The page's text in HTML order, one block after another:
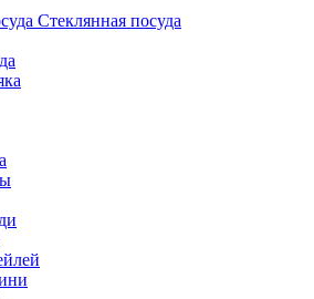
Стеклянная посуда